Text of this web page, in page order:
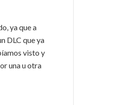
ya que a
DLC que ya
visto y
una u otra